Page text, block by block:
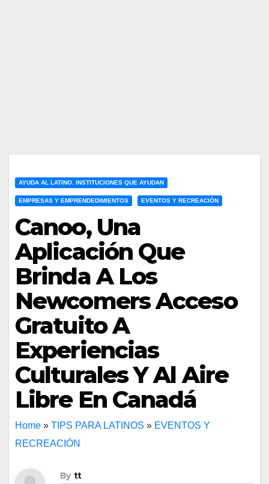
AYUDA AL LATINO. INSTITUCIONES QUE AYUDAN
EMPRESAS Y EMPRENDEDIMIENTOS EVENTOS Y RECREACIÓN
Canoo, Una
Aplicación Que
Brinda A Los
Newcomers Acceso
Gratuito A
Experiencias
Culturales Y Al Aire
Libre En Canadá
Home » TIPS PARA LATINOS » EVENTOS Y
RECREACIÓN
By tt